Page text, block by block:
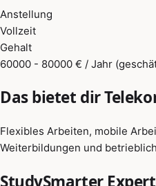
Anstellung
Vollzeit
Gehalt
60000 - 80000 € / Jahr
Das bietet dir
Flexibles Arbeiten, mobile
Weiterbildungen und
StudySmarter